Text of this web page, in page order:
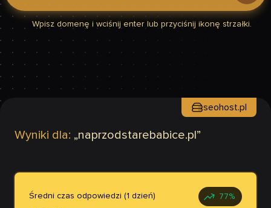
Wpisz domenę i wciśnij enter lub przyciśnij ikonę strzałki.
Wyniki dla: „naprzodstarebabice.pl ”
seohost.pl
Średni czas odpowiedzi (1 dzień) 77%